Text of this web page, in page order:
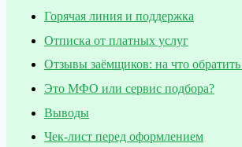
Горячая линия и поддержка
Отписка от платных услуг
Отзывы заёмщиков: на что
Это МФО или сервис подбора?
Выводы
Чек-лист перед оформлением